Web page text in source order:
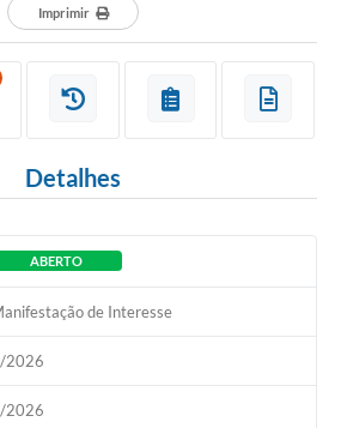
Imprimir
Detalhes
ABERTO
de Interesse
2026
2026